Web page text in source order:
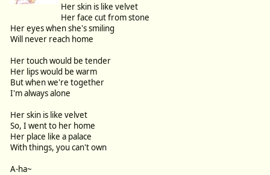
Her skin is like velvet
Her face cut from stone
Her eyes when she's smiling
Will never reach home
Her touch would be tender
Her lips would be warm
But when we're together
I'm always alone
Her skin is like velvet
So, I went to her home
Her place like a palace
With things, you can't own
A-ha~